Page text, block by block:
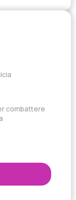
combattere